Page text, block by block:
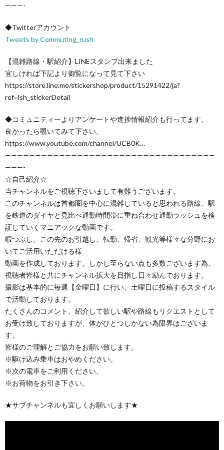
———-
◆Twitterアカウント
Tweets by Commuting_rush
【混雑路線・駅紹介】LINEスタンプ出来ました
宜しければ下記より御覧になって見て下さい
https://store.line.me/stickershop/product/15291422/ja?
ref=lsh_stickerDetail
◆コミュニティーよりアンケートや進捗情報紹介も行ってます。
良かったら覗いてみて下さい。
https://www.youtube.com/channel/UCB0K…
———————————————————————————————————
———-
☆自己紹介☆
当チャンネルをご視聴下さいまして有難うございます。
このチャンネルは首都圏を中心に混雑していると思われる路線、駅
を鉄道のダイヤと見比べ通勤時間帯に重ね合わせ通勤ラッシュを検
証していくマニアックな動画です。
暇つぶし、この先のお引越し、転勤、帰省、観光等様々な分野にお
いてご活用いただける様
動画を作成しております。しかし至らない点も多数ございます為、
視聴者皆様と共にチャンネル拡大を目指し日々励んでおります。
撮影は基本的に毎週【金曜日】に行い、土曜日に投稿するスタイル
で活動しております。
たくさんのコメント、紹介して欲しい駅や路線もリクエストとして
お受け致しておりますが、体がひとつしかない為限界はございま
す。
皆様のご理解とご協力をお願い致します。
※駆け込み乗車はおやめください。
※次の電車をご利用ください。
※お荷物をお引き下さい。
★サブチャンネルも宜しくお願いします★